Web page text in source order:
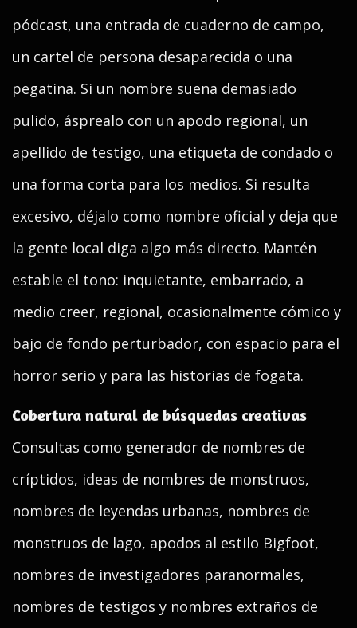
pódcast, una entrada de cuaderno de campo,
un cartel de persona desaparecida o una
pegatina. Si un nombre suena demasiado
pulido, ásprealo con un apodo regional, un
apellido de testigo, una etiqueta de condado o
una forma corta para los medios. Si resulta
excesivo, déjalo como nombre oficial y deja que
la gente local diga algo más directo. Mantén
estable el tono: inquietante, embarrado, a
medio creer, regional, ocasionalmente cómico y
bajo de fondo perturbador, con espacio para el
horror serio y para las historias de fogata.
Cobertura natural de búsquedas creativas
Consultas como generador de nombres de
críptidos, ideas de nombres de monstruos,
nombres de leyendas urbanas, nombres de
monstruos de lago, apodos al estilo Bigfoot,
nombres de investigadores paranormales,
nombres de testigos y nombres extraños de